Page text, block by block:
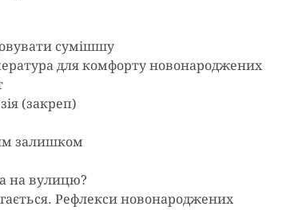
сумішшу
для комфорту новонароджених
(закреп)
залишком
на вулицю?
Рефлекси новонароджених